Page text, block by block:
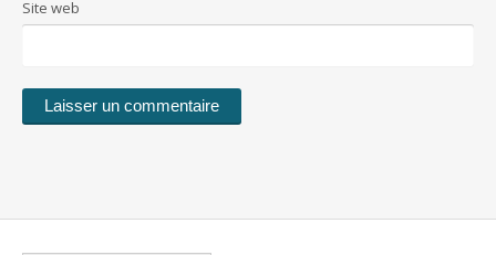
Site web